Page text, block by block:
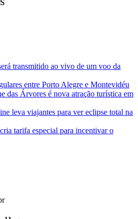
transmitido ao vivo de um voo da
entre Porto Alegre e Montevidéu
das Árvores é nova atração turística em
leva viajantes para ver eclipse total na
tarifa especial para incentivar o